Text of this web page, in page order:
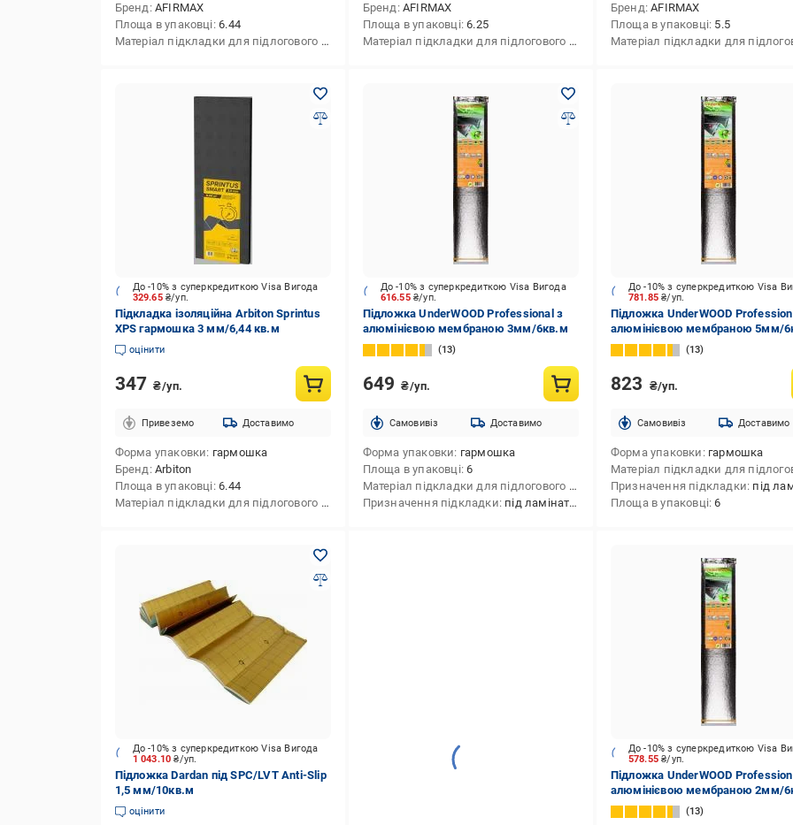
Бренд AFIRMAX
Площа в упаковці 6.44
Матеріал підкладки для підлогового покриття
екструдований полістирол
Бренд AFIRMAX
Площа в упаковці 6.25
Матеріал підкладки для підлогового покриття
екструдований полістирол
Бренд AFIRMAX
Площа в упаковці 5.5
329.65 ₴/уп.
До -10% з суперкредиткою Visa Вигода
Підкладка ізоляційна Arbiton Sprintus
XPS гармошка 3 мм/6,44 кв.м
оцінити
347 ₴/уп.
Привеземо Доставимо
Форма упаковки гармошка
Бренд Arbiton
Площа в упаковці 6.44
Матеріал підкладки для підлогового покриття
екструдований полістирол
616.55₴/уп.
До -10% з суперкредиткою Visa Вигода
Підложка UnderWOOD Professional з
алюмінієвою мембраною 3мм/6кв.м
13
649 ₴/уп.
Cамовивіз Доставимо
Форма упаковки гармошка
Площа в упаковці 6
Матеріал підкладки для підлогового покриття
екструдований полістирол
Призначення підкладки під ламінат,під паркет-дошку
781.85₴/уп.
До -10% з суперкредиткою Visa
Підложка UnderWOOD
алюмінієвою мембраною 5мм/
13
823 ₴/уп.
Cамовивіз Доставимо
Форма упаковки гармошка
Призначення підкладки під ламінат,під
Площа в упаковці 6
1 043.10₴/уп.
До -10% з суперкредиткою Visa Вигода
Підложка Dardan під SPC/LVT Anti-Slip
1,5 мм/10кв.м
оцінити
578.55₴/уп.
До -10% з суперкредиткою Visa
Підложка UnderWOOD
алюмінієвою мембраною 2мм/
13